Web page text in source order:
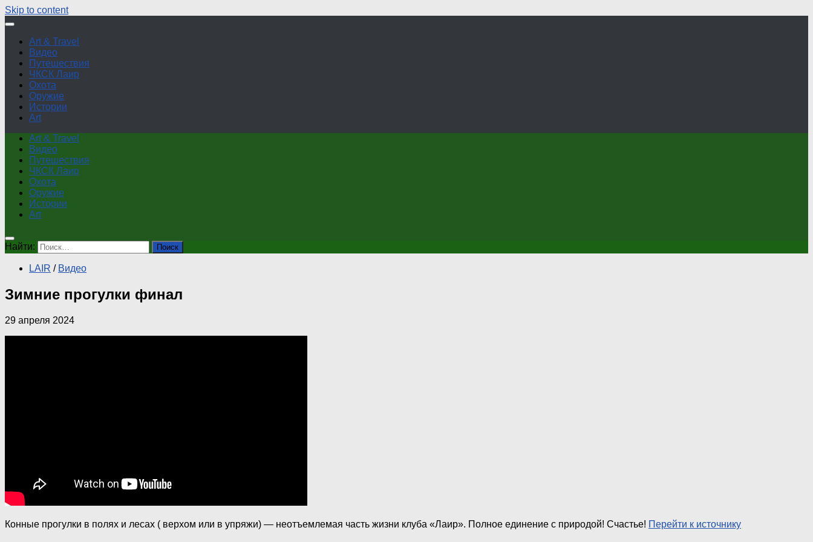
Skip to content
Art & Travel
Видео
Путешествия
ЧКСК Лаир
Охота
Оружие
Истории
Art
Art & Travel
Видео
Путешествия
ЧКСК Лаир
Охота
Оружие
Истории
Art
Найти:
LAIR / Видео
Зимние прогулки финал
29 апреля 2024
Конные прогулки в полях и лесах ( верхом или в упряжи) — неотъемлемая часть жизни клуба «Лаир». Полное единение с природой! Счастье! Перейти к источнику